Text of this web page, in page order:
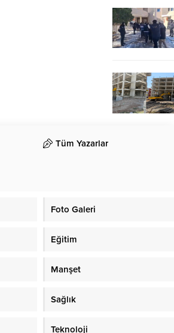
Tüm Yazarlar
Foto Galeri
Eğitim
Manşet
Sağlık
Teknoloji